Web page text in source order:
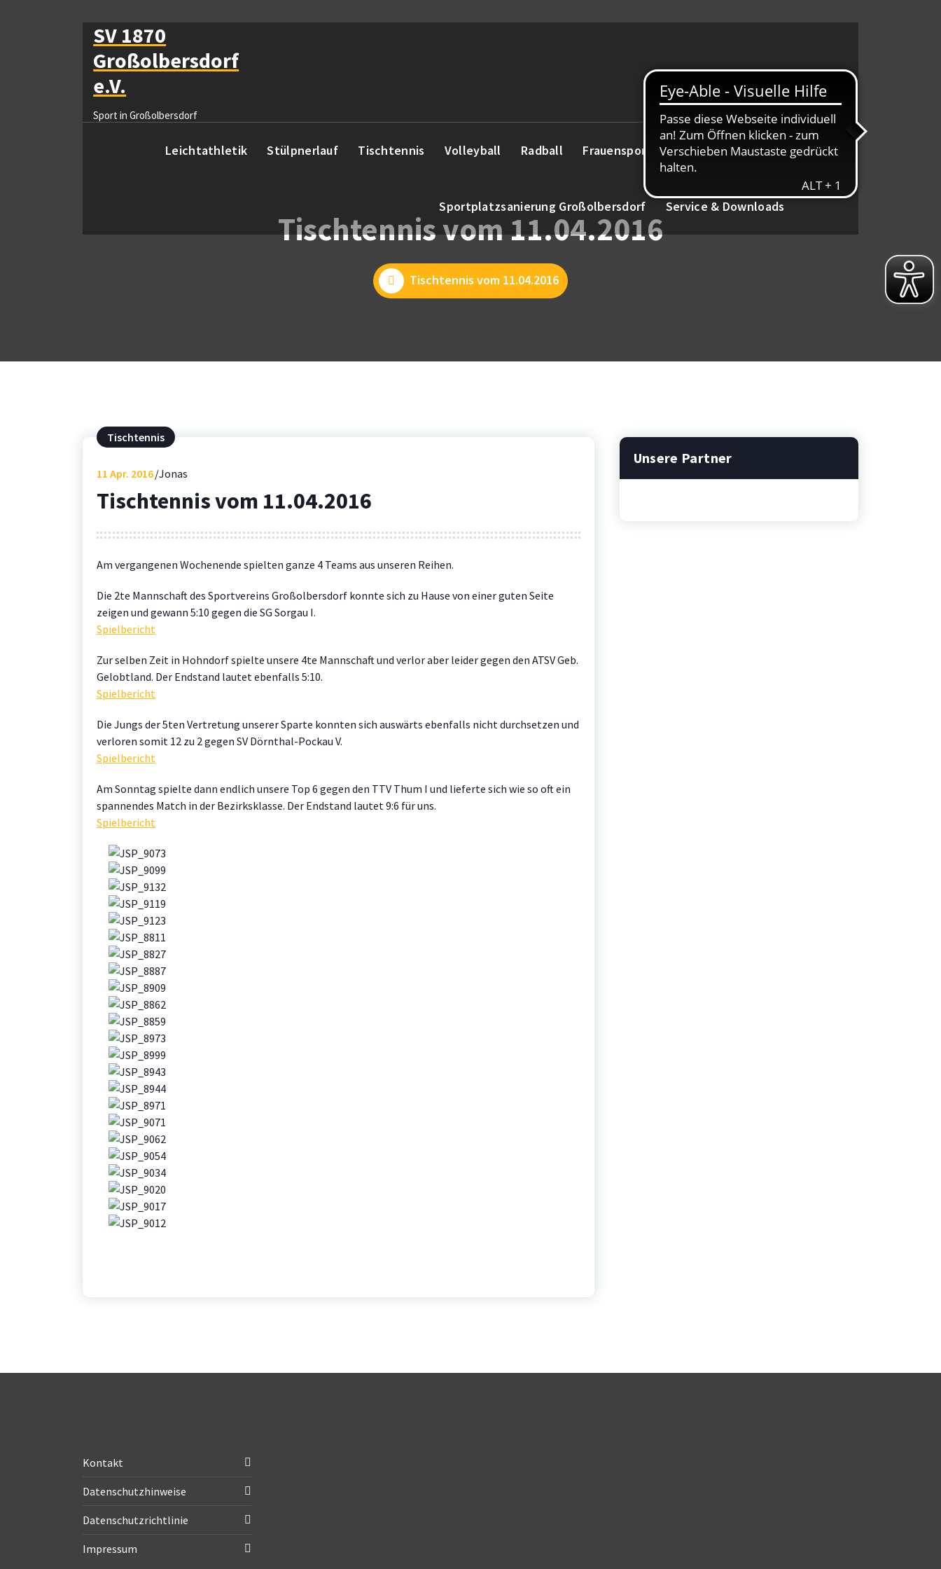
SV 1870
Großolbersdorf
e.V.
Sport in Großolbersdorf
Leichtathletik Stülpnerlauf Tischtennis Volleyball Radball Frauensport Alte Herren Tanz
Sportplatzsanierung Großolbersdorf Service & Downloads
Tischtennis vom 11.04.2016
Tischtennis vom 11.04.2016
Tischtennis
11 Apr. 2016 Jonas
Tischtennis vom 11.04.2016
Am vergangenen Wochenende spielten ganze 4 Teams aus unseren Reihen.
Die 2te Mannschaft des Sportvereins Großolbersdorf konnte sich zu Hause von einer guten Seite
zeigen und gewann 5:10 gegen die SG Sorgau I.
Spielbericht
Zur selben Zeit in Hohndorf spielte unsere 4te Mannschaft und verlor aber leider gegen den ATSV Geb.
Gelobtland. Der Endstand lautet ebenfalls 5:10.
Spielbericht
Die Jungs der 5ten Vertretung unserer Sparte konnten sich auswärts ebenfalls nicht durchsetzen und
verloren somit 12 zu 2 gegen SV Dörnthal-Pockau V.
Spielbericht
Am Sonntag spielte dann endlich unsere Top 6 gegen den TTV Thum I und lieferte sich wie so oft ein
spannendes Match in der Bezirksklasse. Der Endstand lautet 9:6 für uns.
Spielbericht
Unsere Partner
Kontakt
Datenschutzhinweise
Datenschutzrichtlinie
Impressum